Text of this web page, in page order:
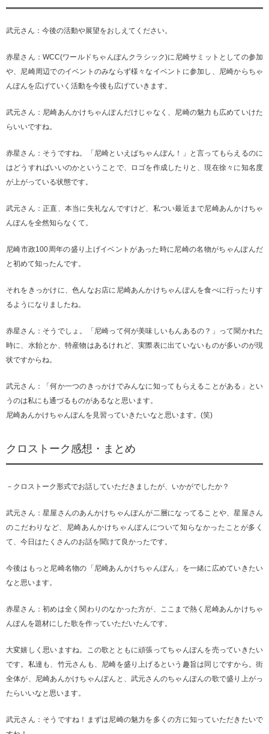
武元さん：今後の活動や展望をおしえてください。
赤星さん：WCC(ワールドちゃんぽんクラシック)に尼崎サミットとしての参加
や、尼崎周辺でのイベントのみならず様々なイベントに参加し、尼崎からちゃ
んぽんを広げていく活動を今後も広げていきます。
武元さん：尼崎あんかけちゃんぽんだけじゃなく、尼崎の魅力も広めていけた
らいいですね。
赤星さん：そうですね。「尼崎といえばちゃんぽん！」と言ってもらえるのに
はどうすればいいのかということで、ロゴを作成したりと、現在徐々に知名度
が上がっている状態です。
武元さん：正直、本当に失礼なんですけど、私つい最近まで尼崎あんかけちゃ
んぽんを全然知らなくて。
尼崎市政100周年の盛り上げイベントがあった時に尼崎の名物がちゃんぽんだ
と初めて知ったんです。
それをきっかけに、色んなお店に尼崎あんかけちゃんぽんを食べに行ったりす
るようになりましたね。
赤星さん：そうでしょ。「尼崎って何が美味しいもんあるの？」って聞かれた
時に、水飴とか、特産物はあるけれど、実際表に出ていないものが多いのが現
状ですからね。
武元さん：「何か一つのきっかけでみんなに知ってもらえることがある」とい
うのは私にも通づるものがあるなと思います。
尼崎あんかけちゃんぽんを見習っていきたいなと思います。(笑)
クロストーク感想・まとめ
－クロストーク形式でお話していただきましたが、いかがでしたか？
武元さん：星屋さんのあんかけちゃんぽんが二層になってることや、星屋さん
のこだわりなど、尼崎あんかけちゃんぽんについて知らなかったことが多く
て、今日はたくさんのお話を聞けて良かったです。
今後はもっと尼崎名物の「尼崎あんかけちゃんぽん」を一緒に広めていきたい
なと思います。
赤星さん：初めは全く関わりのなかった方が、ここまで熱く尼崎あんかけちゃ
んぽんを題材にした歌を作っていただいたんです。
大変嬉しく思いますね。この歌とともに頑張ってちゃんぽんを売っていきたい
です。私達も、竹元さんも、尼崎を盛り上げるという趣旨は同じですから。街
全体が、尼崎あんかけちゃんぽんと、武元さんのちゃんぽんの歌で盛り上がっ
たらいいなと思います。
武元さん：そうですね！まずは尼崎の魅力を多くの方に知っていただきたいで